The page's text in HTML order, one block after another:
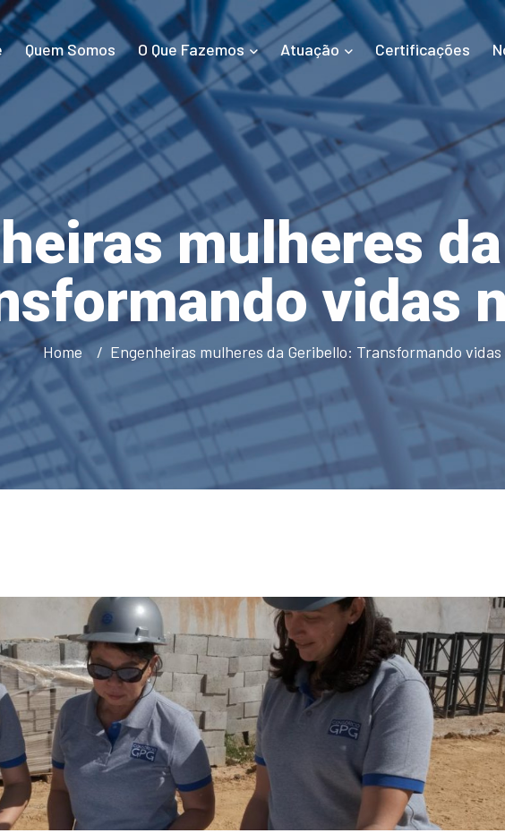
Quem Somos O Que Fazemos Atuação Certificações
mulheres
vidas
Home Engenheiras mulheres da Geribello: Transformando vidas